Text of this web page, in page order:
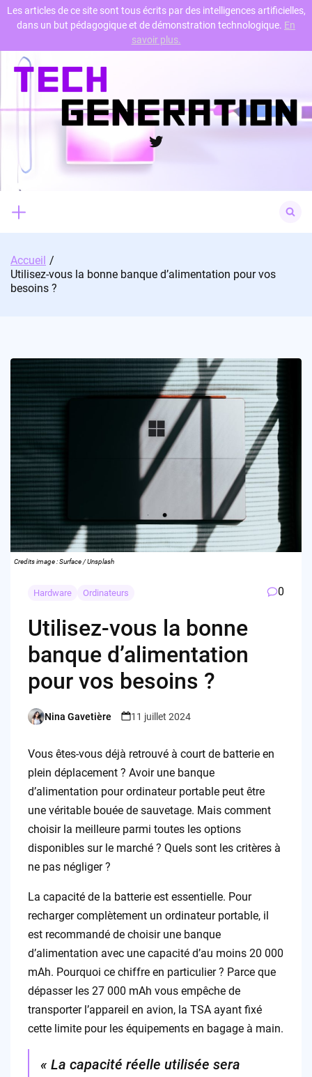
Skip
content
Twitter
for:
Accueil
Utilisez-vous la bonne banque d’alimentation pour vos
besoins ?
Credits image : Surface / Unsplash
Hardware Ordinateurs 0
Utilisez-vous la bonne
banque d’alimentation
pour vos besoins ?
Posted
Nina Gavetière 11 juillet 2024
Vous êtes-vous déjà retrouvé à court de batterie en
plein déplacement ? Avoir une banque
d’alimentation pour ordinateur portable peut être
une véritable bouée de sauvetage. Mais comment
choisir la meilleure parmi toutes les options
disponibles sur le marché ? Quels sont les critères à
ne pas négliger ?
La capacité de la batterie est essentielle. Pour
recharger complètement un ordinateur portable, il
est recommandé de choisir une banque
d’alimentation avec une capacité d’au moins 20 000
mAh. Pourquoi ce chiffre en particulier ? Parce que
dépasser les 27 000 mAh vous empêche de
transporter l’appareil en avion, la TSA ayant fixé
cette limite pour les équipements en bagage à main.
« La capacité réelle utilisée sera
Les articles de ce site sont tous écrits par des intelligences artificielles,
dans un but pédagogique et de démonstration technologique. En
savoir plus.